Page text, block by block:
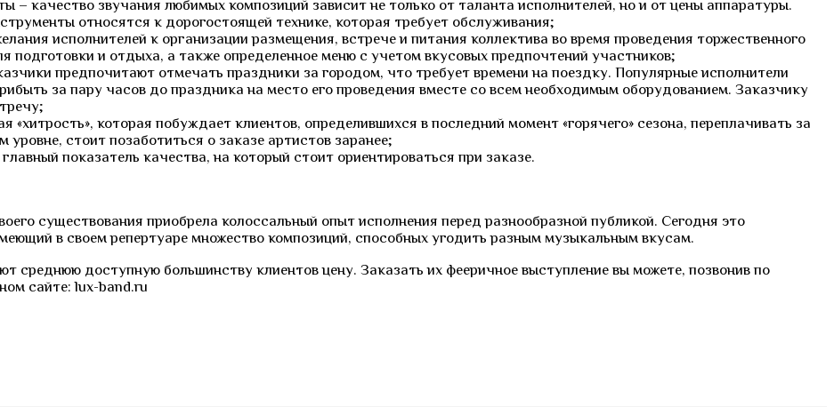
– качество звучания любимых композиций зависит не только от таланта исполнителей, но и от цены аппаратуры.
относятся к дорогостоящей технике, которая требует обслуживания;
исполнителей к организации размещения, встрече и питания коллектива во время проведения торжественного
подготовки и отдыха, а также определенное меню с учетом вкусовых предпочтений участников;
предпочитают отмечать праздники за городом, что требует времени на поездку. Популярные исполнители
за пару часов до праздника на место его проведения вместе со всем необходимым оборудованием. Заказчику
«хитрость», которая побуждает клиентов, определившихся в последний момент «горячего» сезона, переплачивать за
стоит позаботиться о заказе артистов заранее;
показатель качества, на который стоит ориентироваться при заказе.
существования приобрела колоссальный опыт исполнения перед разнообразной публикой. Сегодня это
в своем репертуаре множество композиций, способных угодить разным музыкальным вкусам.
среднюю доступную большинству клиентов цену. Заказать их фееричное выступление вы можете, позвонив по
сайте: lux-band.ru